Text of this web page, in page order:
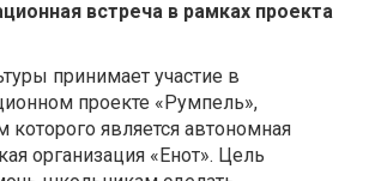
встреча в рамках проекта
принимает участие в
проекте «Румпель»,
которого является автономная
организация «Енот». Цель